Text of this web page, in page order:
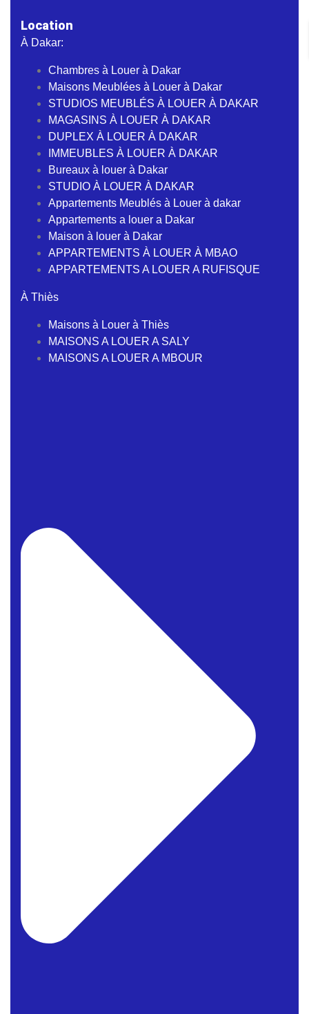
Location
À Dakar:
Chambres à Louer à Dakar
Maisons Meublées à Louer à Dakar
STUDIOS MEUBLÉS À LOUER À DAKAR
MAGASINS À LOUER À DAKAR
DUPLEX À LOUER À DAKAR
IMMEUBLES À LOUER À DAKAR
Bureaux à louer à Dakar
STUDIO À LOUER À DAKAR
Appartements Meublés à Louer à dakar
Appartements a louer a Dakar
Maison à louer à Dakar
APPARTEMENTS À LOUER À MBAO
APPARTEMENTS A LOUER A RUFISQUE
À Thiès
Maisons à Louer à Thiès
MAISONS A LOUER A SALY
MAISONS A LOUER A MBOUR